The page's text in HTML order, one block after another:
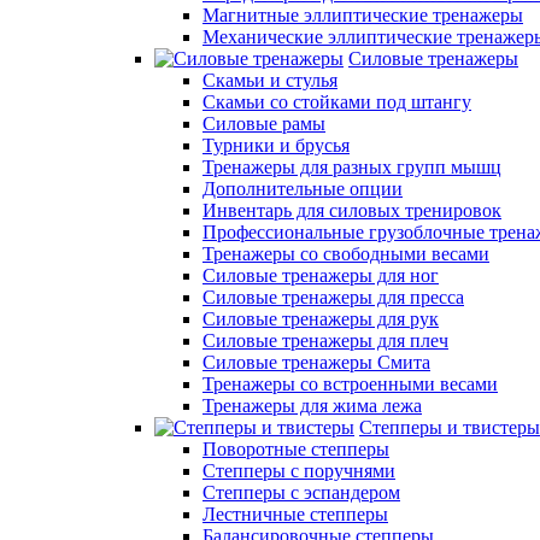
Магнитные эллиптические тренажеры
Механические эллиптические
Силовые тренажеры
Скамьи и стулья
Скамьи со стойками под штангу
Силовые рамы
Турники и брусья
Тренажеры для разных групп мышц
Дополнительные опции
Инвентарь для силовых тренировок
Профессиональные грузоблочные
Тренажеры со свободными весами
Силовые тренажеры для ног
Силовые тренажеры для пресса
Силовые тренажеры для рук
Силовые тренажеры для плеч
Силовые тренажеры Смита
Тренажеры со встроенными весами
Тренажеры для жима лежа
Степперы и твистеры
Поворотные степперы
Степперы с поручнями
Степперы с эспандером
Лестничные степперы
Балансировочные степперы